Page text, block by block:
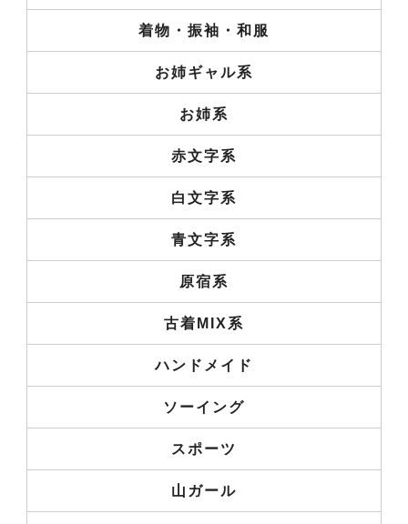
着物・振袖・和服
お姉ギャル系
お姉系
赤文字系
白文字系
青文字系
原宿系
古着MIX系
ハンドメイド
ソーイング
スポーツ
山ガール